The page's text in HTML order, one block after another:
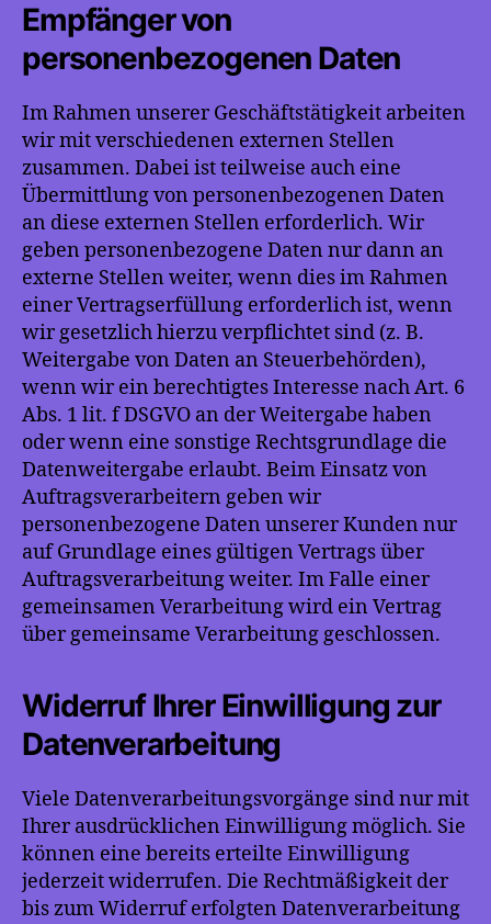
Empfänger von
personenbezogenen Daten
Im Rahmen unserer Geschäftstätigkeit arbeiten
wir mit verschiedenen externen Stellen
zusammen. Dabei ist teilweise auch eine
Übermittlung von personenbezogenen Daten
an diese externen Stellen erforderlich. Wir
geben personenbezogene Daten nur dann an
externe Stellen weiter, wenn dies im Rahmen
einer Vertragserfüllung erforderlich ist, wenn
wir gesetzlich hierzu verpflichtet sind (z. B.
Weitergabe von Daten an Steuerbehörden),
wenn wir ein berechtigtes Interesse nach Art. 6
Abs. 1 lit. f DSGVO an der Weitergabe haben
oder wenn eine sonstige Rechtsgrundlage die
Datenweitergabe erlaubt. Beim Einsatz von
Auftragsverarbeitern geben wir
personenbezogene Daten unserer Kunden nur
auf Grundlage eines gültigen Vertrags über
Auftragsverarbeitung weiter. Im Falle einer
gemeinsamen Verarbeitung wird ein Vertrag
über gemeinsame Verarbeitung geschlossen.
Widerruf Ihrer Einwilligung zur
Datenverarbeitung
Viele Datenverarbeitungsvorgänge sind nur mit
Ihrer ausdrücklichen Einwilligung möglich. Sie
können eine bereits erteilte Einwilligung
jederzeit widerrufen. Die Rechtmäßigkeit der
bis zum Widerruf erfolgten Datenverarbeitung